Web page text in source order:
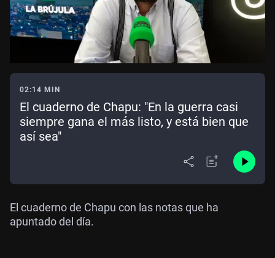
02:14 MIN
El cuaderno de Chapu: "En la guerra casi
siempre gana el más listo, y está bien que
así sea"
El cuaderno de Chapu con las notas que ha
apuntado del día.